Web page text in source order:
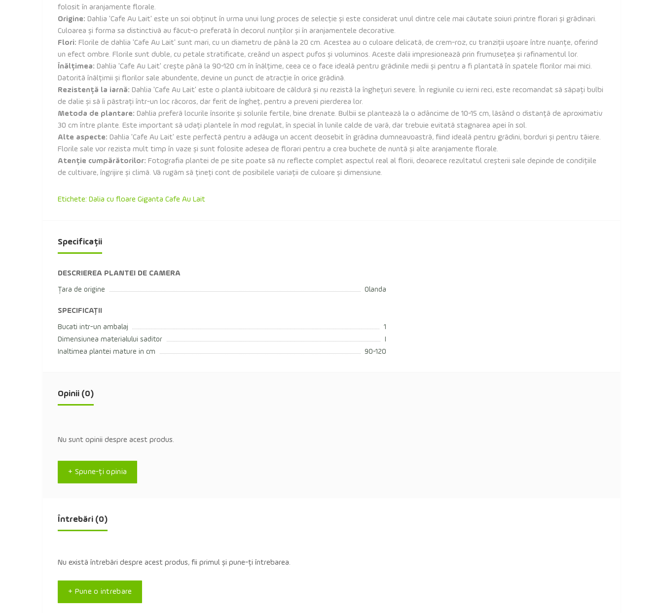
folosit în aranjamente florale.
Origine: Dahlia 'Cafe Au Lait' este un soi obținut în urma unui lung proces de selecție și este considerat unul dintre cele mai căutate soiuri printre florari și grădinari.
Culoarea și forma sa distinctivă au făcut-o preferată în decorul nunților și în aranjamentele decorative.
Flori: Florile de dahlia 'Cafe Au Lait' sunt mari, cu un diametru de până la 20 cm. Acestea au o culoare delicată, de crem-roz, cu tranziții ușoare între nuanțe, oferind
un efect ombre. Florile sunt duble, cu petale stratificate, creând un aspect pufos și voluminos. Aceste dalii impresionează prin frumusețea și rafinamentul lor.
Înălțimea: Dahlia 'Cafe Au Lait' crește până la 90-120 cm în înălțime, ceea ce o face ideală pentru grădinile medii și pentru a fi plantată în spatele florilor mai mici.
Datorită înălțimii și florilor sale abundente, devine un punct de atracție în orice grădină.
Rezistență la iarnă: Dahlia 'Cafe Au Lait' este o plantă iubitoare de căldură și nu rezistă la înghețuri severe. În regiunile cu ierni reci, este recomandat să săpați bulbi
de dalie și să îi păstrați într-un loc răcoros, dar ferit de îngheț, pentru a preveni pierderea lor.
Metoda de plantare: Dahlia preferă locurile însorite și solurile fertile, bine drenate. Bulbii se plantează la o adâncime de 10-15 cm, lăsând o distanță de aproximativ
30 cm între plante. Este important să udați plantele în mod regulat, în special în lunile calde de vară, dar trebuie evitată stagnarea apei în sol.
Alte aspecte: Dahlia 'Cafe Au Lait' este perfectă pentru a adăuga un accent deosebit în grădina dumneavoastră, fiind ideală pentru grădini, borduri și pentru tăiere.
Florile sale vor rezista mult timp în vaze și sunt folosite adesea de florari pentru a crea buchete de nuntă și alte aranjamente florale.
Atenție cumpărătorilor: Fotografia plantei de pe site poate să nu reflecte complet aspectul real al florii, deoarece rezultatul creșterii sale depinde de condițiile
de cultivare, îngrijire și climă. Vă rugăm să țineți cont de posibilele variații de culoare și dimensiune.
Etichete: Dalia cu floare Giganta Cafe Au Lait
Specificații
DESCRIEREA PLANTEI DE CAMERA
Țara de origine Olanda
SPECIFICAȚII
Bucati intr-un ambalaj
1
Dimensiunea materialului saditor
Inaltimea plantei mature in cm
90-120
Opinii (0)
Nu sunt opinii despre acest produs.
+ Spune-ţi opinia
Întrebări (0)
Nu există întrebări despre acest produs, fii primul și pune-ți întrebarea.
+ Pune o intrebare